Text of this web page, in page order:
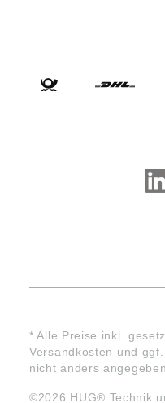
* Alle Preise inkl.
Versandkosten und
nicht anders angegeben.
©2026 HUG® Technik